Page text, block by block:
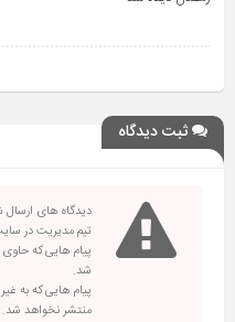
ثبت دیدگاه
دیدگاه های
تیم مدیریت در
پیام هایی که
شد.
پیام هایی که به
منتشر نخواهد شد.